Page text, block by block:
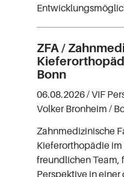
ZFA /
Bonn
06.08.2026 /VIF
Volker Bronheim /
Zahnmedizinische
Kieferorthopädie im
freundlichen Team,
Perspektive in